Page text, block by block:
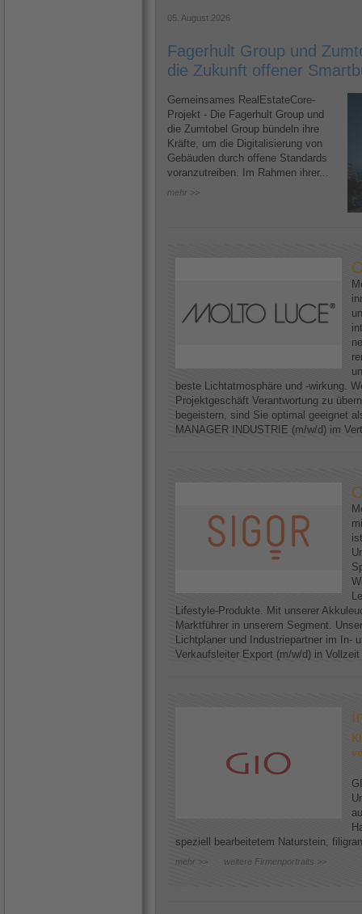
05. August 2026
Fagerhult Group und
die Zukunft offener
Gemeinsames RealEstateCore-
Projekt - Die Fagerhult Group und
die Zumtobel Group bündeln ihre
Kräfte, um die Digitalisierung von
Gebäuden durch offene Standards
voranzutreiben. Im Rahmen ihrer...
mehr >>
beste Lichtatmosphäre und -wirkung.
Projektgeschäft Verantwortung zu
begeistern, sind Sie optimal geeignet
MANAGER INDUSTRIE (m/w/d) im
Lifestyle-Produkte. Mit unserer
Marktführer in unserem Segment.
Lichtplaner und Industriepartner im In-
Verkaufsleiter Export (m/w/d) in
speziell bearbeitetem Naturstein,
mehr >> weitere Firmenportraits >>